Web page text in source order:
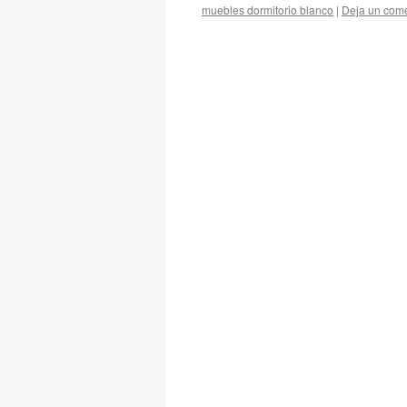
muebles dormitorio blanco | Deja un